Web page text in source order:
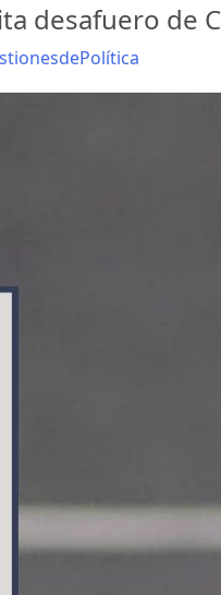
desafuero de